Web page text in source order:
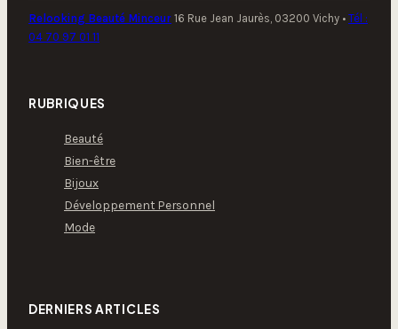
Relooking Beauté Minceur 16 Rue Jean Jaurès, 03200 Vichy • Tél :
04 70 97 01 11
RUBRIQUES
Beauté
Bien-être
Bijoux
Développement Personnel
Mode
DERNIERS ARTICLES